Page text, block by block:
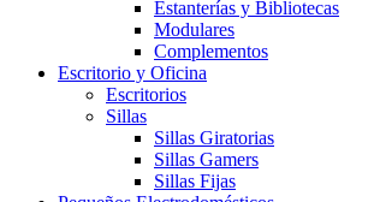
Estanterías y Bibliotecas
Modulares
Complementos
Escritorio y Oficina
Escritorios
Sillas
Sillas Giratorias
Sillas Gamers
Sillas Fijas